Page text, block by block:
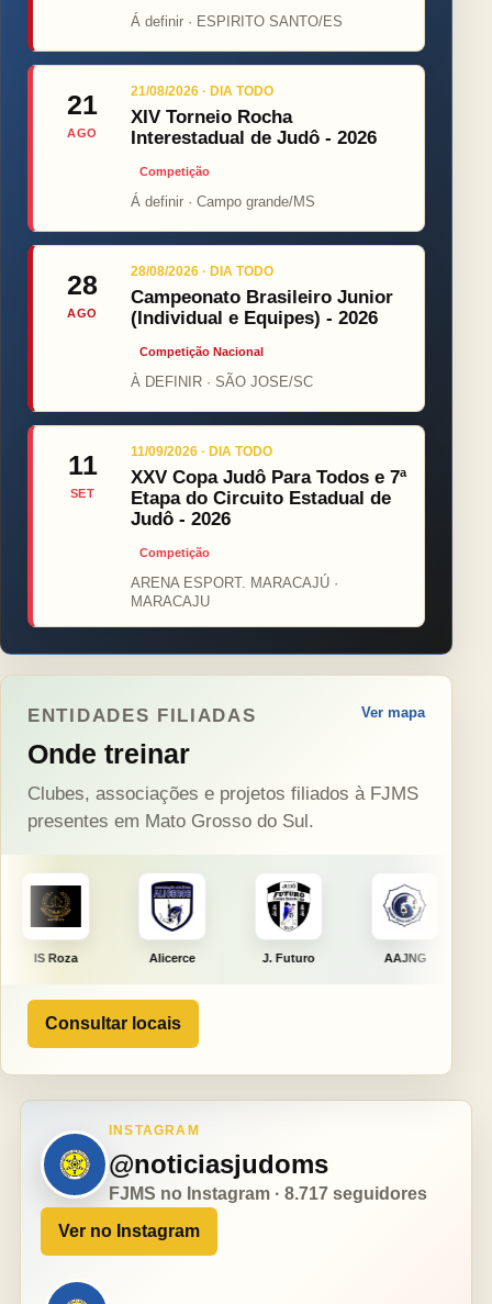
Á definir · ESPIRITO SANTO/ES
21
AGO
21/08/2026 · DIA TODO
XIV Torneio Rocha
Interestadual de Judô - 2026
Competição
Á definir · Campo grande/MS
28
AGO
28/08/2026 · DIA TODO
Campeonato Brasileiro Junior
(Individual e Equipes) - 2026
Competição Nacional
À DEFINIR · SÃO JOSE/SC
11
SET
11/09/2026 · DIA TODO
XXV Copa Judô Para Todos e 7ª
Etapa do Circuito Estadual de
Judô - 2026
Competição
ARENA ESPORT. MARACAJÚ ·
MARACAJU
ENTIDADES FILIADAS
Onde treinar
Ver mapa
Clubes, associações e projetos filiados à FJMS
presentes em Mato Grosso do Sul.
Alicerce J. Futuro AAJNG TSURU
Consultar locais
INSTAGRAM
@noticiasjudoms
FJMS no Instagram · 8.717 seguidores
Ver no Instagram